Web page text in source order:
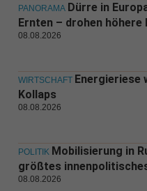
PANORAMA Dürre in
Ernten – drohen
08.08.2026
WIRTSCHAFT
Kollaps
08.08.2026
POLITIK Mobilisierung in
größtes
08.08.2026